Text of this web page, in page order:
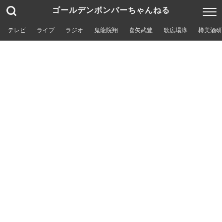
ゴールデンボンバーちゃんねる
テレビ ライブ ラジオ 鬼龍院翔 喜矢武豊 歌広場淳 樽美酒